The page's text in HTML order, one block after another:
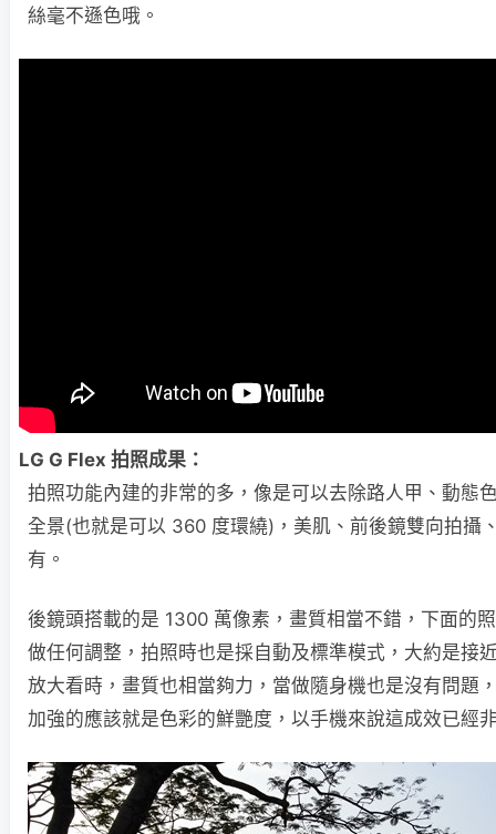
絲毫不遜色哦。
LG G Flex 拍照成果：
拍照功能內建的非常的多，像是可以去除路人甲、動態
全景(也就是可以 360 度環繞)，美肌、前後鏡雙向拍攝
有。
後鏡頭搭載的是 1300 萬像素，畫質相當不錯，下面的
做任何調整，拍照時也是採自動及標準模式，大約是接
放大看時，畫質也相當夠力，當做隨身機也是沒有問題
加強的應該就是色彩的鮮艷度，以手機來說這成效已經